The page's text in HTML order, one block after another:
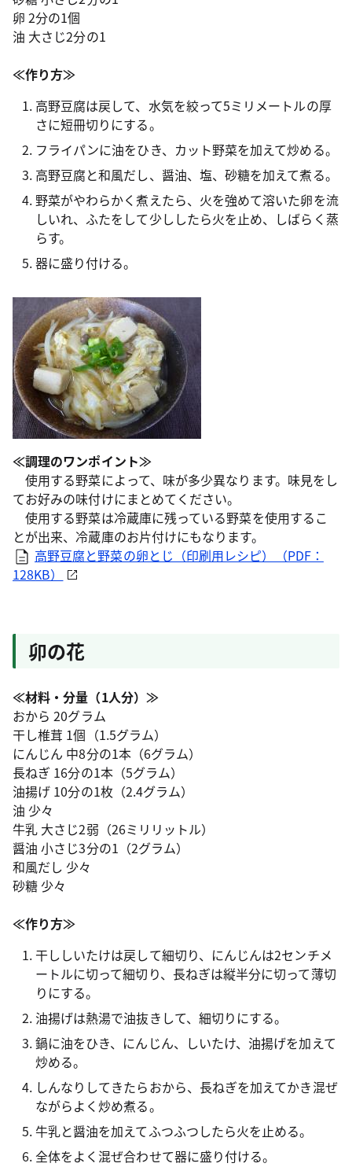
卵 2分の1個
油 大さじ2分の1
≪作り方≫
高野豆腐は戻して、水気を絞って5ミリメートルの厚
さに短冊切りにする。
フライパンに油をひき、カット野菜を加えて炒める。
高野豆腐と和風だし、醤油、塩、砂糖を加えて煮る。
野菜がやわらかく煮えたら、火を強めて溶いた卵を流
しいれ、ふたをして少ししたら火を止め、しばらく蒸
らす。
器に盛り付ける。
≪調理のワンポイント≫
使用する野菜によって、味が多少異なります。味見をし
てお好みの味付けにまとめてください。
使用する野菜は冷蔵庫に残っている野菜を使用するこ
とが出来、冷蔵庫のお片付けにもなります。
高野豆腐と野菜の卵とじ（印刷用レシピ）（PDF：
128KB）
卯の花
≪材料・分量（1人分）≫
おから 20グラム
干し椎茸 1個（1.5グラム）
にんじん 中8分の1本（6グラム）
長ねぎ 16分の1本（5グラム）
油揚げ 10分の1枚（2.4グラム）
油 少々
牛乳 大さじ2弱（26ミリリットル）
醤油 小さじ3分の1（2グラム）
和風だし 少々
砂糖 少々
≪作り方≫
干ししいたけは戻して細切り、にんじんは2センチメ
ートルに切って細切り、長ねぎは縦半分に切って薄切
りにする。
油揚げは熱湯で油抜きして、細切りにする。
鍋に油をひき、にんじん、しいたけ、油揚げを加えて
炒める。
しんなりしてきたらおから、長ねぎを加えてかき混ぜ
ながらよく炒め煮る。
牛乳と醤油を加えてふつふつしたら火を止める。
全体をよく混ぜ合わせて器に盛り付ける。